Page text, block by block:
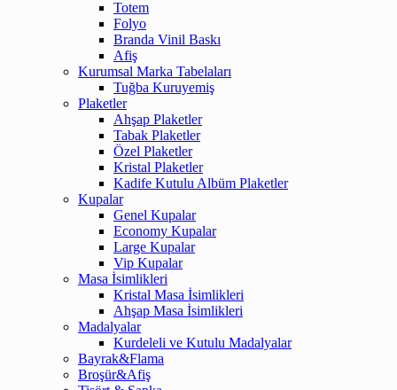
Totem
Folyo
Branda Vinil Baskı
Afiş
Kurumsal Marka Tabelaları
Tuğba Kuruyemiş
Plaketler
Ahşap Plaketler
Tabak Plaketler
Özel Plaketler
Kristal Plaketler
Kadife Kutulu Albüm Plaketler
Kupalar
Genel Kupalar
Economy Kupalar
Large Kupalar
Vip Kupalar
Masa İsimlikleri
Kristal Masa İsimlikleri
Ahşap Masa İsimlikleri
Madalyalar
Kurdeleli ve Kutulu Madalyalar
Bayrak&Flama
Broşür&Afiş